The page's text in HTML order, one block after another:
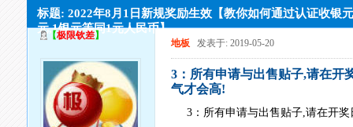
标题: 2022年8月1日新规奖励生效【教你如何通过认证收银
元,1银元等同1元人民币】
【极限钦差】
地板 发表于: 2019-05-20
3：所有申请与出售贴子,请在开
气才会高!
3：所有申请与出售贴子,请在开